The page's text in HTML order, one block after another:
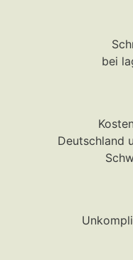
bei
Deutschland